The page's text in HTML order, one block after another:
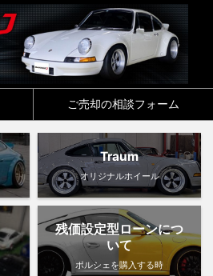
ご売却の相談フォーム
Traum
オリジナルホイール
残価設定型ローンにつ
いて
ポルシェを購入する時